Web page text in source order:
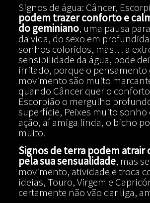
Signos de água: Câncer,
podem trazer conforto e
do geminiano, uma pausa
da vida, do sexo em
sonhos coloridos, mas… a
sensibilidade da água, pode
irritado, porque o pensamento
movimento são muito
quando Câncer quer o
Escorpião o mergulho
superfície, Peixes muito sonho
ação, aí amiga linda, o bicho
muito.
Signos de terra podem atrair
pela sua sensualidade, mas
movimento, atividade e troca
ideias, Touro, Virgem e
certamente não vão dar liga,